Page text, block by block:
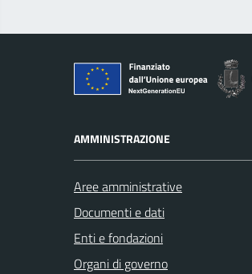
AMMINISTRAZIONE
Aree amministrative
Documenti e dati
Enti e fondazioni
Organi di governo